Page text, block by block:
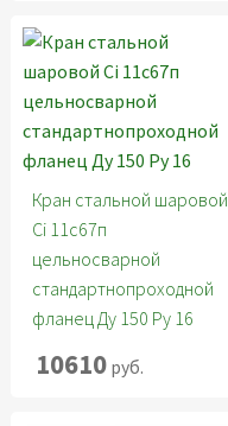
Кран стальной шаровой
Ci 11с67п
цельносварной
стандартнопроходной
фланец Ду 150 Ру 16
10610руб.